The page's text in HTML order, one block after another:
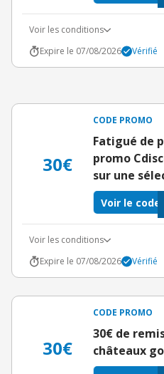
Voir les conditions
Expire le 07/08/2026
Vérifié
30€
CODE PROMO
Fatigué de
promo
sur une
Voir le code
Voir les conditions
Expire le 07/08/2026
Vérifié
30€
CODE PROMO
30€ de
châteaux